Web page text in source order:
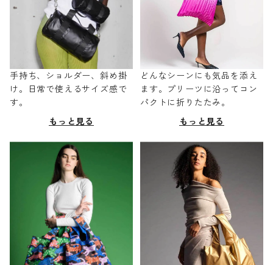
手持ち、ショルダー、斜め掛
け。日常で使えるサイズ感で
す。
もっと見る
どんなシーンにも気品を添え
ます。プリーツに沿ってコン
パクトに折りたたみ。
もっと見る